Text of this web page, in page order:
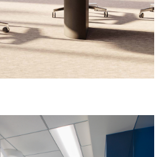
Standort
Account erstellen
REGISTRIEREN
EINGEBEN
Box